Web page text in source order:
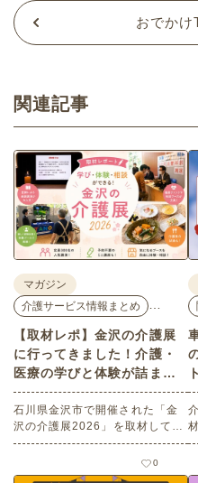
おでかけ
関連記事
マガジン
介護サービス情報まとめ
…
【取材レポ】金沢の介護展
に行ってきました！介護・
医療の学びと体験が詰まっ
た1日。
石川県金沢市で開催された「金
沢の介護展2026」を取材してき
ました。医師による人気講演か
ら、気軽に参加できるミニ講
座、体験型の企業ブースまで、
0